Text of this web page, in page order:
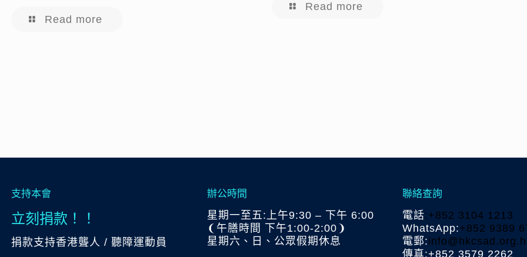
Read more
Read more
支持本會
立刻捐款！！
捐款支持香港聾人 / 聽障運動員
辦公時間
星期一至五:上午9:30 – 下午 6:00
❨午膳時間 下午1:00-2:00❩
星期六、日、公眾假期休息
聯絡查詢
電話:+852 3104 1213
WhatsApp:+852 9389
電郵:
傳真:+852 3579 2262